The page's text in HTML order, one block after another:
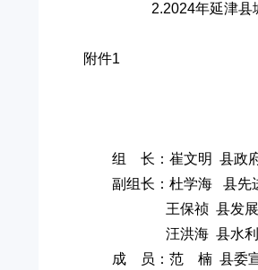
2.2024年延津县城
附件1
组 长：崔文明
副组长：杜学海 县先
王保祯 县发
汪洪海 县
成 员：范 楠